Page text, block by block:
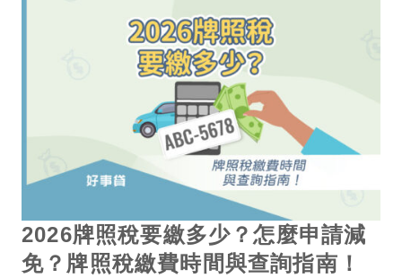
2026牌照稅要繳多少？怎麼申請減
免？牌照稅繳費時間與查詢指南！